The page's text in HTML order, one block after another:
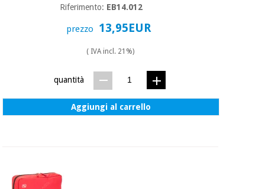
Riferimento: EB14.012
prezzo 13,95EUR
( IVA incl. 21%)
quantità
Aggiungi al carrello